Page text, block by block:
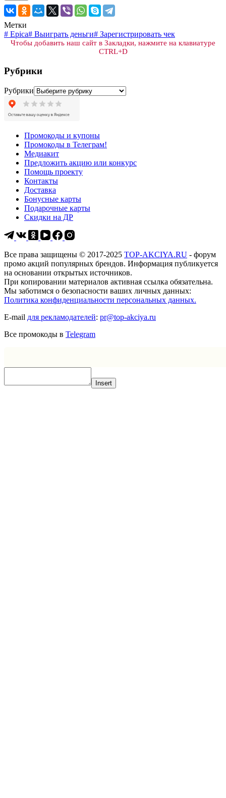
Метки
# Epica# Выиграть деньги# Зарегистрировать чек
Чтобы добавить наш сайт в Закладки, нажмите на клавиатуре
CTRL+D
Рубрики
Рубрики
Промокоды и купоны
Промокоды в Телеграм!
Медиакит
Предложить акцию или конкурс
Помощь проекту
Контакты
Доставка
Бонусные карты
Подарочные карты
Скидки на ДР
Все права защищены © 2017-2025 TOP-AKCIYA.RU - форум
промо акций популярных брендов. Информация публикуется
на основании открытых источников.
При копировании материалов активная ссылка обязательна.
Мы заботимся о безопасности ваших личных данных:
Политика конфиденциальности персональных данных.
E-mail для рекламодателей: pr@top-akciya.ru
Все промокоды в Telegram
Insert